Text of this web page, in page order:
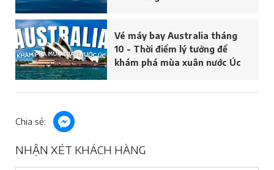
Vé máy bay Australia tháng
10 - Thời điểm lý tưởng để
khám phá mùa xuân nước Úc
Chia sẻ:
NHẬN XÉT KHÁCH HÀNG